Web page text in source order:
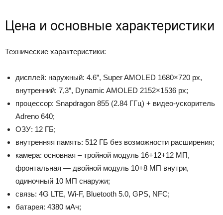
Цена и основные характеристики
Технические характеристики:
дисплей: наружный: 4.6”, Super AMOLED 1680×720 px,
внутренний: 7,3”, Dynamic AMOLED 2152×1536 px;
процессор: Snapdragon 855 (2.84 ГГц) + видео-ускоритель
Adreno 640;
ОЗУ: 12 ГБ;
внутренняя память: 512 ГБ без возможности расширения;
камера: основная – тройной модуль 16+12+12 МП,
фронтальная — двойной модуль 10+8 МП внутри,
одиночный 10 МП снаружи;
связь: 4G LTE, Wi-F, Bluetooth 5.0, GPS, NFC;
батарея: 4380 мАч;